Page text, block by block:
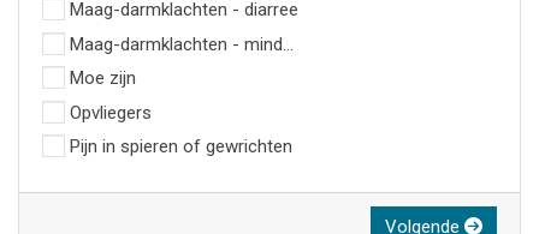
Maag-darmklachten - diarree
Maag-darmklachten - minder zin in eten
Moe zijn
Opvliegers
Pijn in spieren of gewrichten
Volgende